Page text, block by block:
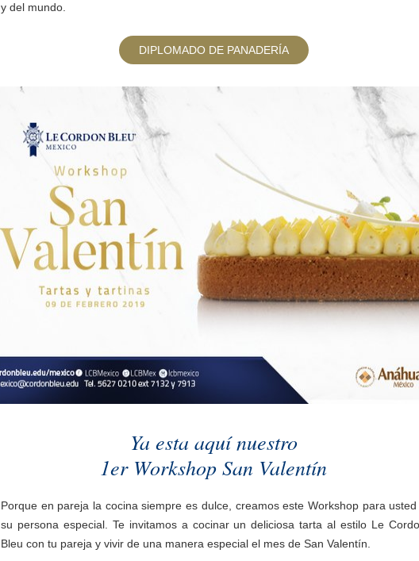
y del mundo.
DIPLOMADO DE PANADERÍA
Ya esta aquí nuestro
1er Workshop San Valentín
Porque en pareja la cocina siempre es dulce, creamos este Workshop para
su persona especial. Te invitamos a cocinar un deliciosa tarta al estilo Le
Bleu con tu pareja y vivir de una manera especial el mes de San Valentín.